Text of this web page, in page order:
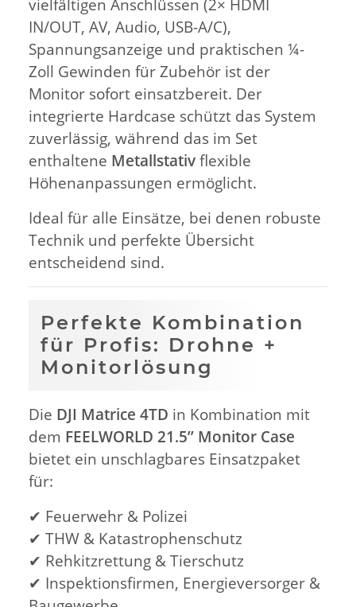
vielfältigen Anschlüssen (2× HDMI
IN/OUT, AV, Audio, USB-A/C),
Spannungsanzeige und praktischen ¼-
Zoll Gewinden für Zubehör ist der
Monitor sofort einsatzbereit. Der
integrierte Hardcase schützt das System
zuverlässig, während das im Set
enthaltene Metallstativflexible
Höhenanpassungen ermöglicht.
Ideal für alle Einsätze, bei denen robuste
Technik und perfekte Übersicht
entscheidend sind.
Perfekte Kombination
für Profis: Drohne +
Monitorlösung
Die DJI Matrice 4TD in Kombination mit
dem FEELWORLD 21.5’’ Monitor Case
bietet ein unschlagbares Einsatzpaket
für:
✔ Feuerwehr & Polizei
✔ THW & Katastrophenschutz
✔ Rehkitzrettung & Tierschutz
✔ Inspektionsfirmen, Energieversorger &